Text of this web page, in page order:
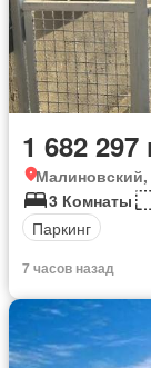
1 682 297
3 Комнаты
Паркинг
7 часов назад